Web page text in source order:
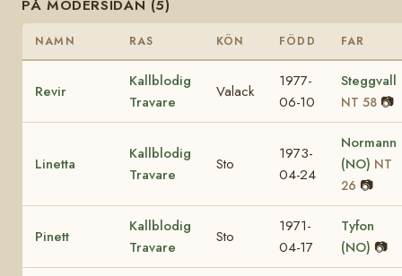
PÅ MODERSIDAN (5)
NAMN RAS KÖN FÖDD FAR
Revir
Kallblodig
Travare
Valack
1977-
06-10
Steggvall
NT 58 📷
Linetta
Kallblodig
Travare
Sto
1973-
04-24
Normann
(NO) NT
26 📷
Pinett
Kallblodig
Travare
Sto
1971-
04-17
Tyfon
(NO) 📷